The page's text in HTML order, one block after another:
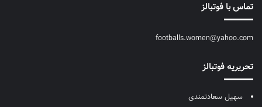
تماس با فوتبالز
footballs.women@yahoo.com
تحریریه فوتبالز
سهیل سعادتمندی